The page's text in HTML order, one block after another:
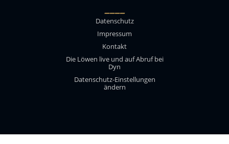
____
Datenschutz
Impressum
Kontakt
Die Löwen live und auf Abruf bei
Dyn
Datenschutz-Einstellungen
ändern